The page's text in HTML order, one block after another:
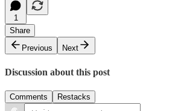
1
Share
Previous
Next
Discussion about this post
Comments Restacks